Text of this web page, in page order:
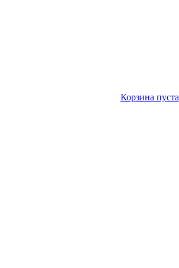
Корзина пуста